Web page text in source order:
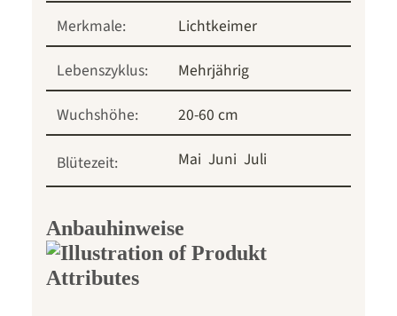
Merkmale:
Lichtkeimer
Lebenszyklus:
Mehrjährig
Wuchshöhe:
20-60 cm
Blütezeit: Mai Juni Juli
Anbauhinweise